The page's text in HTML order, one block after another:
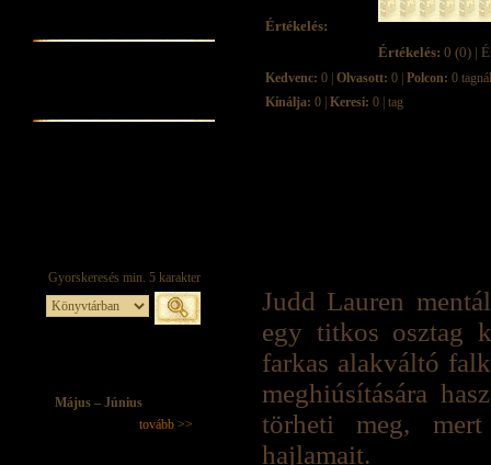
Május – Június
tovább >>
Értékelés:
Értékelés: 0 (0) |
Kedvenc: 0 | Olvasott: 0 | Polcon: 0 tagnál
Kínálja: 0 | Keresi: 0 | tag
Judd Lauren
egy titkos osztag
farkas alakváltó
meghiúsítására
törheti meg, mert
hajlamait.